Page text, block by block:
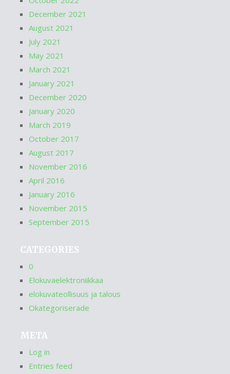
December 2021
August 2021
July 2021
May 2021
March 2021
January 2021
December 2020
January 2020
March 2019
October 2017
August 2017
November 2016
April 2016
January 2016
November 2015
September 2015
CATEGORIES
0
Elokuvaelektroniikkaa
elokuvateollisuus ja talous
Okategoriserade
META
Log in
Entries feed